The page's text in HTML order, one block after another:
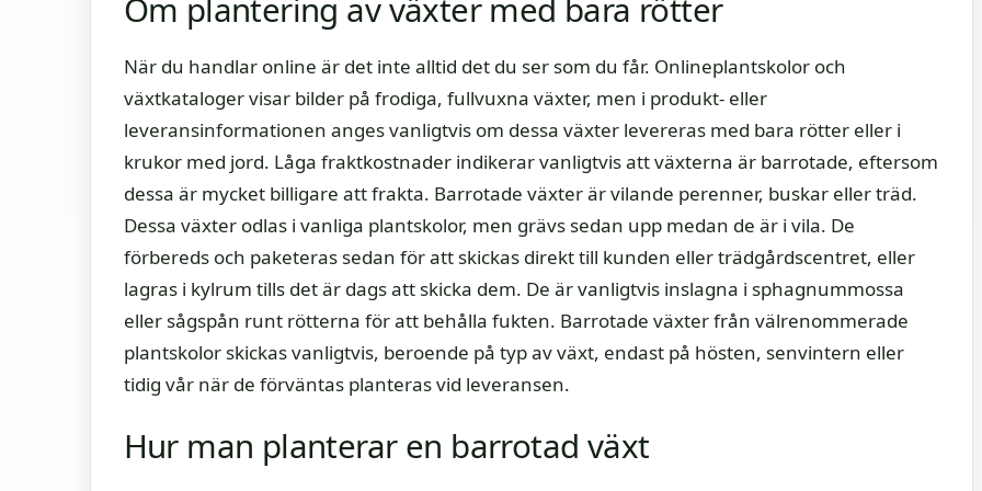
Om plantering av växter med bara rötter
När du handlar online är det inte alltid det du ser som du får. Onlineplantskolor och
växtkataloger visar bilder på frodiga, fullvuxna växter, men i produkt- eller
leveransinformationen anges vanligtvis om dessa växter levereras med bara rötter eller i
krukor med jord. Låga fraktkostnader indikerar vanligtvis att växterna är barrotade, eftersom
dessa är mycket billigare att frakta. Barrotade växter är vilande perenner, buskar eller träd.
Dessa växter odlas i vanliga plantskolor, men grävs sedan upp medan de är i vila. De
förbereds och paketeras sedan för att skickas direkt till kunden eller trädgårdscentret, eller
lagras i kylrum tills det är dags att skicka dem. De är vanligtvis inslagna i sphagnummossa
eller sågspån runt rötterna för att behålla fukten. Barrotade växter från välrenommerade
plantskolor skickas vanligtvis, beroende på typ av växt, endast på hösten, senvintern eller
tidig vår när de förväntas planteras vid leveransen.
Hur man planterar en barrotad växt